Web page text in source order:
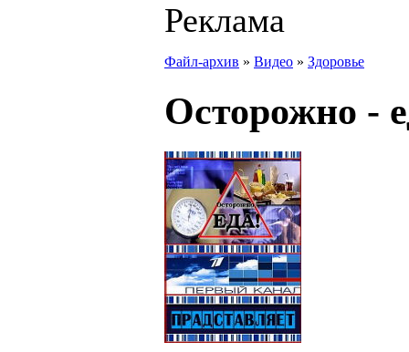
Реклама
Файл-архив » Видео » Здоровье
Осторожно -